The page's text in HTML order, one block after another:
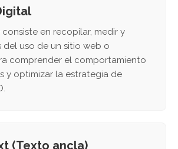
en recopilar, medir y
del uso de un sitio web o
comprender el comportamiento
y optimizar la estrategia de
(Texto ancla)